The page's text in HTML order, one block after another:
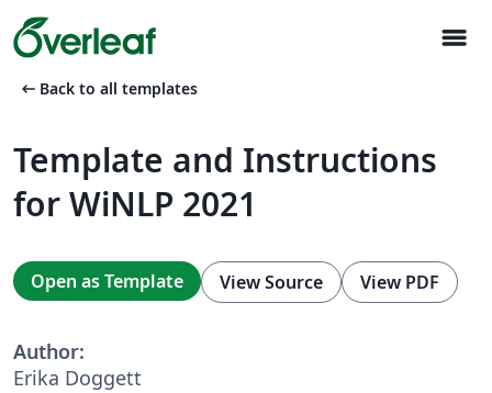
menu
arrow_left_alt Back to all templates
Template and Instructions
for WiNLP 2021
Open as Template View Source View PDF
Author:
Erika Doggett